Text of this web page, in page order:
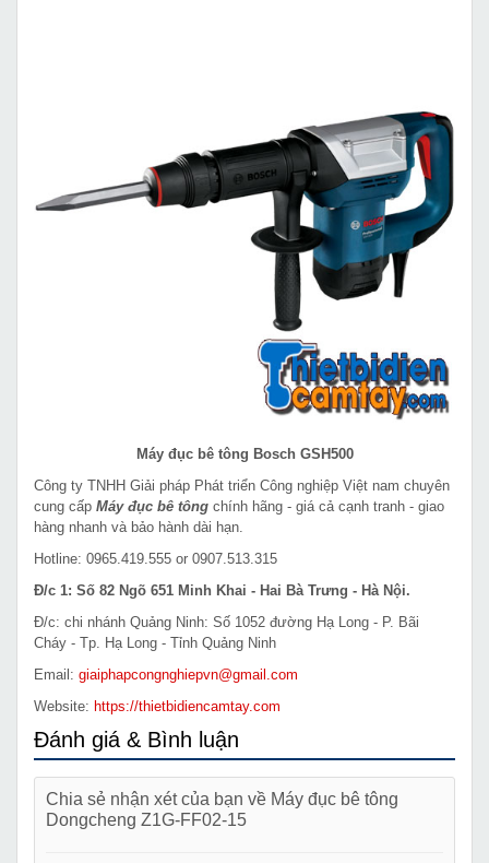
Máy đục bê tông Bosch GSH500
Công ty TNHH Giải pháp Phát triển Công nghiệp Việt nam chuyên
cung cấp Máy đục bê tông chính hãng - giá cả cạnh tranh - giao
hàng nhanh và bảo hành dài hạn.
Hotline: 0965.419.555 or 0907.513.315
Đ/c 1: Số 82 Ngõ 651 Minh Khai - Hai Bà Trưng - Hà Nội.
Đ/c: chi nhánh Quảng Ninh: Số 1052 đường Hạ Long - P. Bãi
Cháy - Tp. Hạ Long - Tỉnh Quảng Ninh
Email: giaiphapcongnghiepvn@gmail.com
Website: https://thietbidiencamtay.com
Đánh giá & Bình luận
Chia sẻ nhận xét của bạn về Máy đục bê tông
Dongcheng Z1G-FF02-15